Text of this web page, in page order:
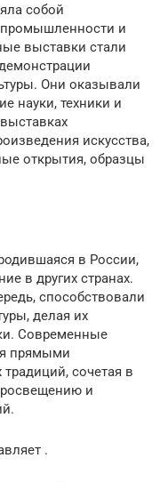
собой
и
выставки стали
Они оказывали
науки, техники и
искусства,
открытия, образцы
в России,
в других странах.
способствовали
делая их
Современные
прямыми
сочетая в
и
.